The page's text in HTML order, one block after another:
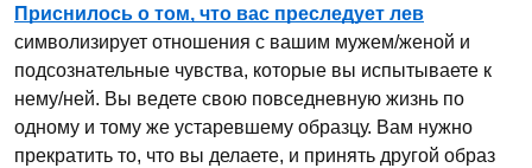
Приснилось о том, что вас преследует лев
символизирует отношения с вашим мужем/женой и
подсознательные чувства, которые вы испытываете к
нему/ней. Вы ведете свою повседневную жизнь по
одному и тому же устаревшему образцу. Вам нужно
прекратить то, что вы делаете, и принять другой образ